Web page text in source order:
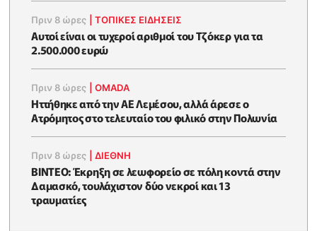
Πριν 8 ώρες |ΤΟΠΙΚΕΣ ΕΙΔΗΣΕΙΣ
Αυτοί είναι οι τυχεροί αριθμοί του Τζόκερ για τα
2.500.000 ευρώ
Πριν 8 ώρες |OMADA
Ηττήθηκε από την ΑΕ Λεμέσου, αλλά άρεσε ο
Ατρόμητος στο τελευταίο του φιλικό στην Πολωνία
Πριν 8 ώρες |ΔΙΕΘΝΗ
ΒΙΝΤΕΟ: Έκρηξη σε λεωφορείο σε πόλη κοντά στην
Δαμασκό, τουλάχιστον δύο νεκροί και 13
τραυματίες